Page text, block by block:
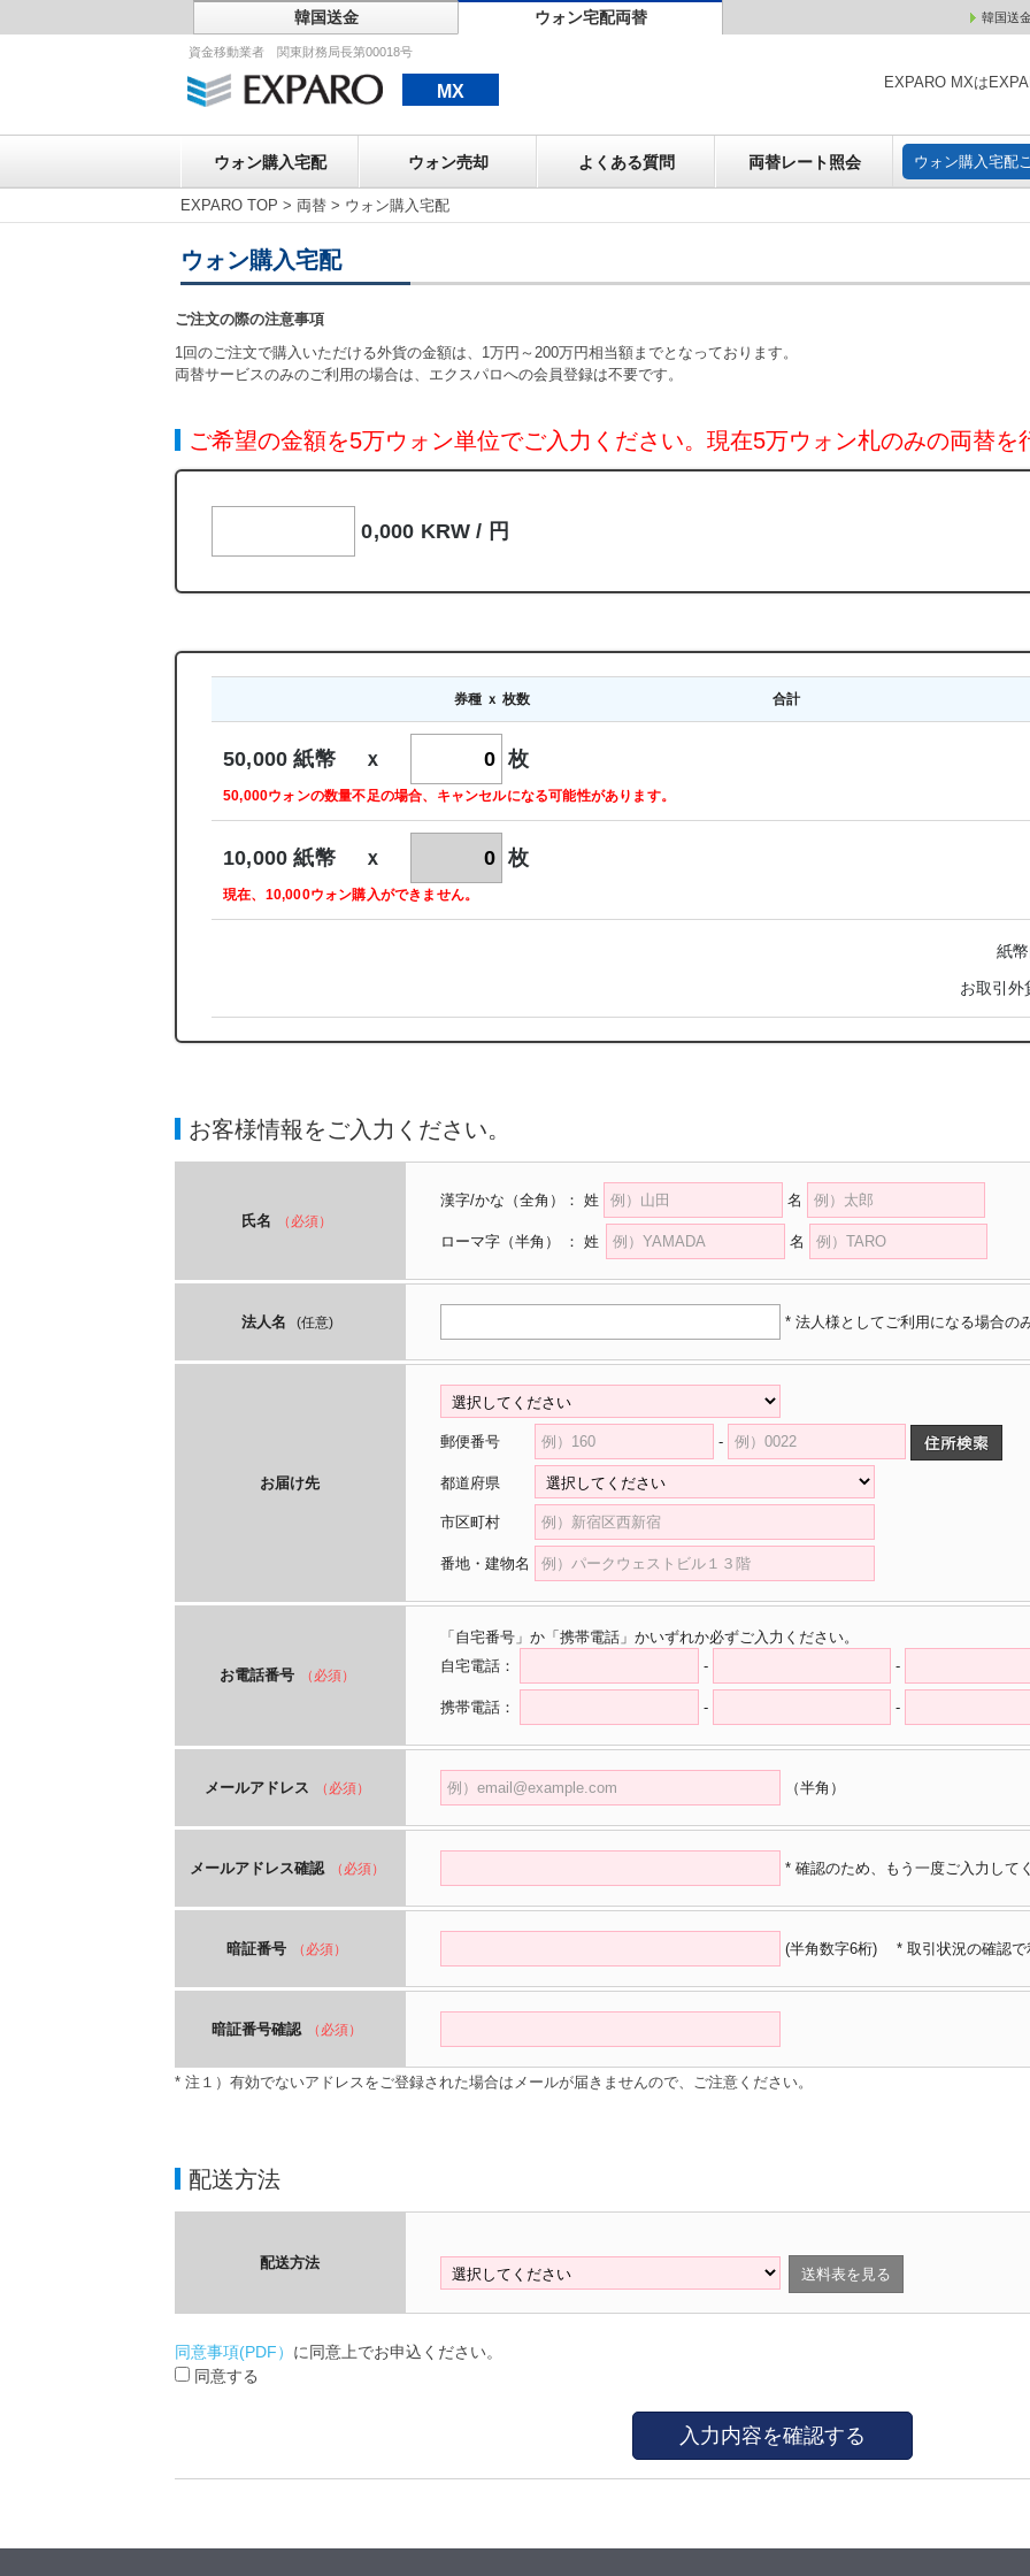
韓国送金 ウォン宅配両替 韓国送
資金移動業者 関東財務局長第00018号
MX EXPARO MXは
ウォン購入宅配 ウォン売却 よくある質問 両替レート照会 ウォン購入宅配
ウォン売却 ウォン購
EXPARO TOP > 両替 > ウォン購入宅配
ウォン購入宅配
ご注文の際の注意事項
1回のご注文で購入いただける外貨の金額は、1万円～200万円相当額までとなっております。
両替サービスのみのご利用の場合は、エクスパロへの会員登録は不要です。
ご希望の金額を5万ウォン単位でご入力ください。現在5万ウォン札のみの両替を
0,000 KRW / 円
券種 ｘ 枚数 合計
50,000 紙幣 ｘ 枚
50,000ウォンの数量不足の場合、キャンセルになる可能性があります。
10,000 紙幣 ｘ 枚
現在、10,000ウォン購入ができません。
紙
お取引外
お客様情報をご入力ください。
氏名 （必須）
漢字/かな （全角） ： 姓 名
ローマ字 （半角） ： 姓 名
法人名 (任意) * 法人様としてご利用になる場合の
お届け先
郵便番号 -
都道府県
市区町村
番地・建物名
お電話番号 （必須）
「自宅番号」か「携帯電話」かいずれか必ずご入力ください。
自宅電話：
- -
携帯電話： - -
メールアドレス （必須） （半角）
メールアドレス確認 （必須） * 確認のため、もう一度ご入力して
暗証番号 （必須） (半角数字6桁) * 取引状況の確認で
暗証番号確認 （必須）
* 注１）有効でないアドレスをご登録された場合はメールが届きませんので、ご注意ください。
配送方法
配送方法
送料表を見る
同意事項(PDF） に同意上でお申込ください。
同意する
入力内容を確認する